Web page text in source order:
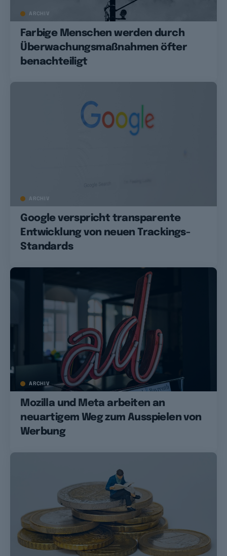
ARCHIV
Farbige Menschen werden durch
Überwachungsmaßnahmen öfter
benachteiligt
ARCHIV
Google verspricht transparente
Entwicklung von neuen Trackings-
Standards
ARCHIV
Mozilla und Meta arbeiten an
neuartigem Weg zum Ausspielen von
Werbung